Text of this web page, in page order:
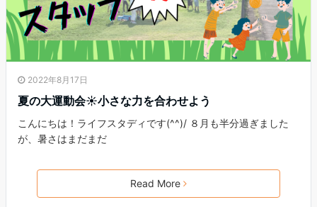
2022年8月17日
夏の大運動会☀小さな力を合わせよう
こんにちは！ライフスタディです(^^)/ ８月も半分過ぎました
が、暑さはまだまだ
Read More